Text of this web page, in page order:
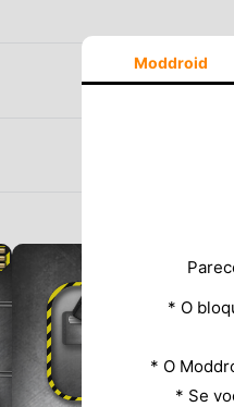
Moddroid
* O
* O
* Se